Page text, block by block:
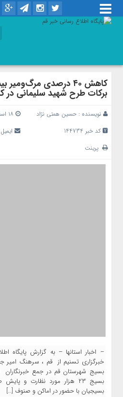
کاهش ۴۰ درصدی مرگ‌ومیر
برکات طرح شهید سلیمانی در
نویسنده : حسین همتی نژاد
کد خبر 144734
ایمیل
پرینت
– اخبار استانها – به گزارش پایگاه
خبرگزاری تسنیم از قم ، سرهنگ امیر
بسیج شهرستان قم در جمع خبرنگاران
بسیج ۲۳ هزار مورد نظارت و
بسیجیان با حضور در اماکن و صنوف […]